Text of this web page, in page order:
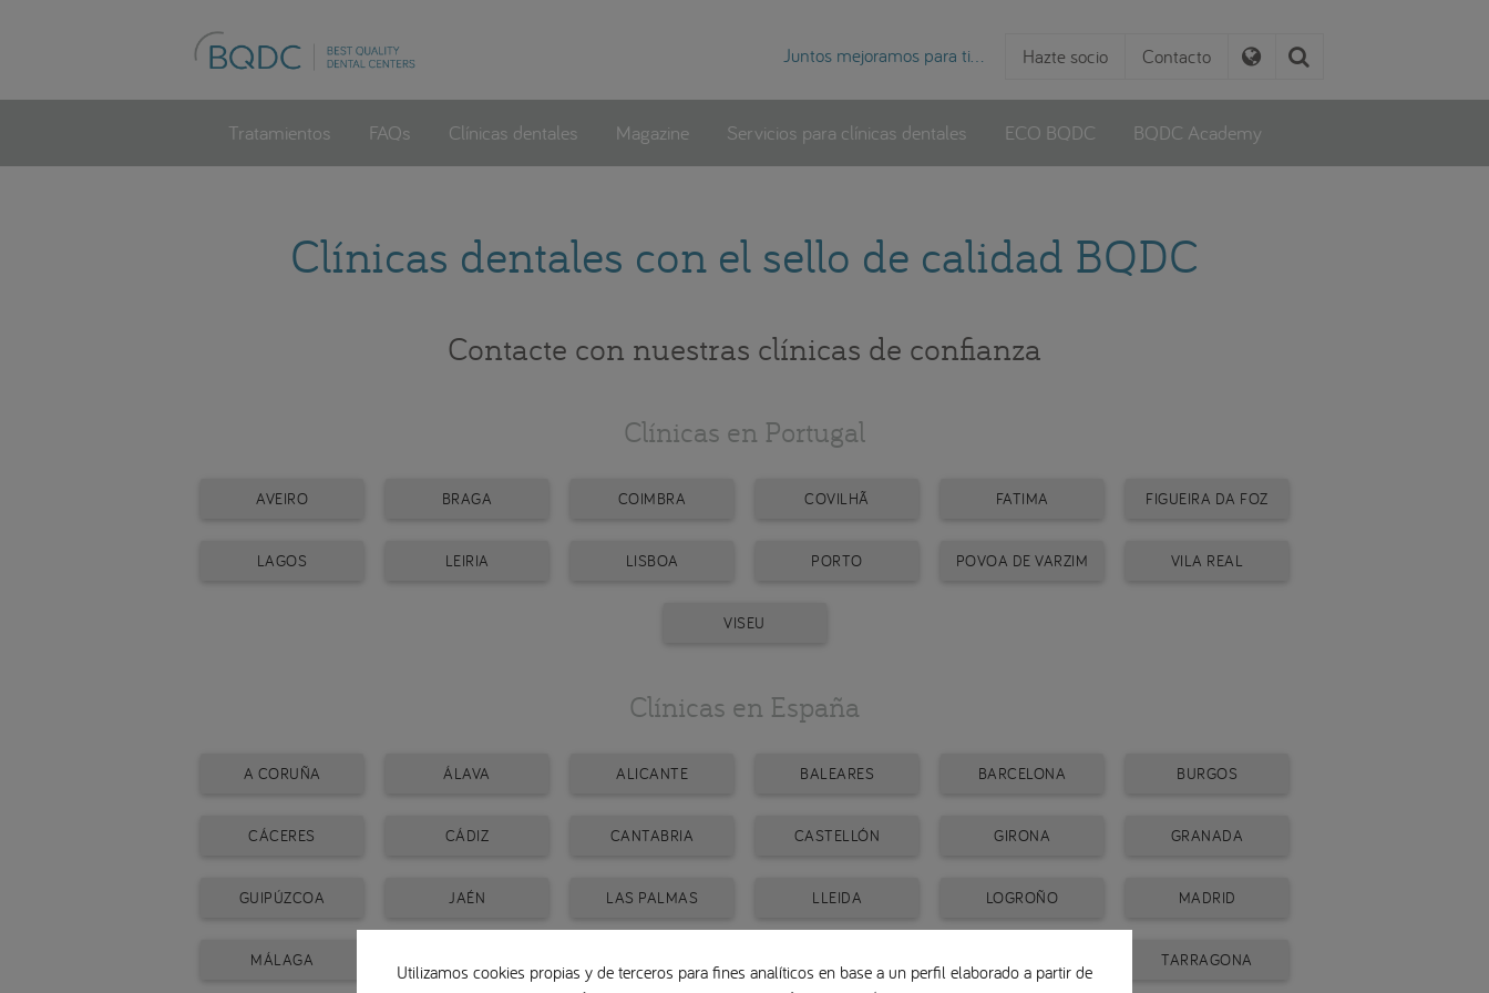
Juntos mejoramos para ti... Hazte socio Contacto
Tratamientos FAQs Clínicas dentales Magazine Servicios para clínicas dentales ECO BQDC BQDC Academy
Clínicas dentales con el sello de calidad BQDC
Contacte con nuestras clínicas de confianza
Clínicas en Portugal
AVEIRO BRAGA COIMBRA COVILHÃ FATIMA FIGUEIRA DA FOZ
LAGOS LEIRIA LISBOA PORTO POVOA DE VARZIM VILA REAL
VISEU
Clínicas en España
A CORUÑA ÁLAVA ALICANTE BALEARES BARCELONA BURGOS
CÁCERES CÁDIZ CANTABRIA CASTELLÓN GIRONA GRANADA
GUIPÚZCOA JAÉN LAS PALMAS LLEIDA LOGROÑO MADRID
MÁLAGA TARRAGONA
Utilizamos cookies propias y de terceros para fines analíticos en base a un perfil elaborado a partir de